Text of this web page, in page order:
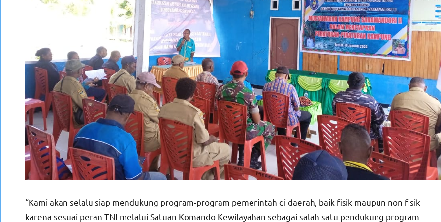
“Kami akan selalu siap mendukung program-program pemerintah di daerah, baik fisik maupun non fisik
karena sesuai peran TNI melalui Satuan Komando Kewilayahan sebagai salah satu pendukung program